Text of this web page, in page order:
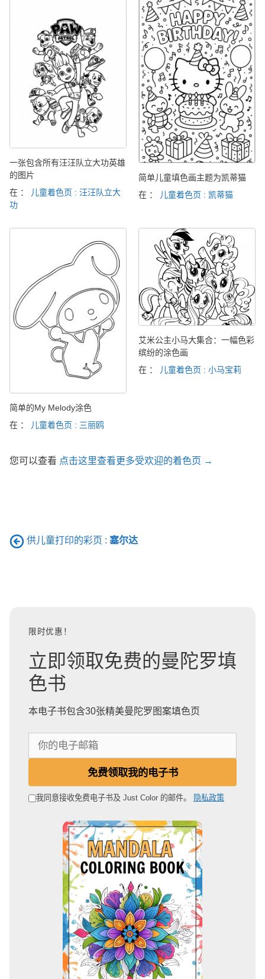
一张包含所有汪汪队立大功英雄
的图片
在 ：
儿童着色页 : 汪汪队立大
功
简单儿童填色画主题为凯蒂猫
在 ：
儿童着色页 : 凯蒂猫
简单的My Melody涂色
在 ：
儿童着色页 : 三丽鸥
艾米公主小马大集合：一幅色彩
缤纷的涂色画
在 ：
儿童着色页 : 小马宝莉
您可以查看 点击这里查看更多受欢迎的着色页 →
供儿童打印的彩页 : 塞尔达
限时优惠！
立即领取免费的曼陀罗填
色书
本电子书包含30张精美曼陀罗图案填色页
邮
免费领取我的电子书
我同意接收免费电子书及 Just Color 的邮件。 隐私政策